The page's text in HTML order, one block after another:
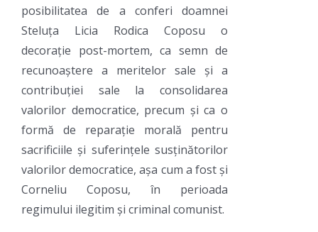
posibilitatea de a conferi doamnei
Steluța Licia Rodica Coposu o
decorație post-mortem, ca semn de
recunoaștere a meritelor sale și a
contribuției sale la consolidarea
valorilor democratice, precum și ca o
formă de reparație morală pentru
sacrificiile și suferințele susținătorilor
valorilor democratice, așa cum a fost și
Corneliu Coposu, în perioada
regimului ilegitim și criminal comunist.